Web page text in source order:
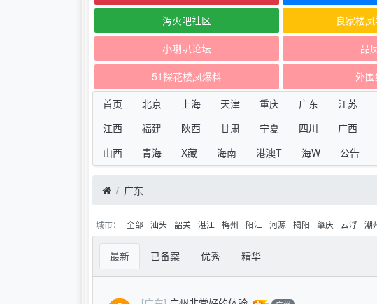
泻火吧社区 良家楼
小喇叭论坛 品
51探花楼凤爆料 外
首页
北京 上海 天津 重庆 广东 江苏
江西
福建 陕西 甘肃 宁夏 四川 广西
山西
青海 X藏 海南 港澳T 海W 公告
广东
城市： 全部 汕头 韶关 湛江 梅州 阳江 河源 揭阳 肇庆 云浮 潮
最新 已备案 优秀 精华